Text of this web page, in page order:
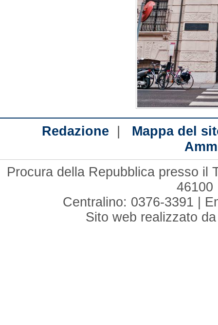
Redazione | Mappa del
Procura della Repubblica presso il
46100
Centralino: 0376-3391 |
Sito web realizzato